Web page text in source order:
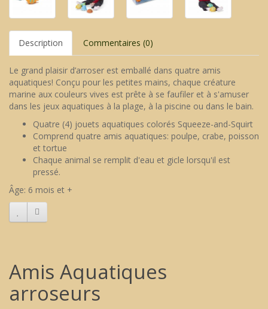
Description Commentaires (0)
Le grand plaisir d’arroser est emballé dans quatre amis
aquatiques! Conçu pour les petites mains, chaque créature
marine aux couleurs vives est prête à se faufiler et à s'amuser
dans les jeux aquatiques à la plage, à la piscine ou dans le bain.
Quatre (4) jouets aquatiques colorés Squeeze-and-Squirt
Comprend quatre amis aquatiques: poulpe, crabe, poisson
et tortue
Chaque animal se remplit d'eau et gicle lorsqu'il est
pressé.
Âge: 6 mois et +
Amis Aquatiques
arroseurs